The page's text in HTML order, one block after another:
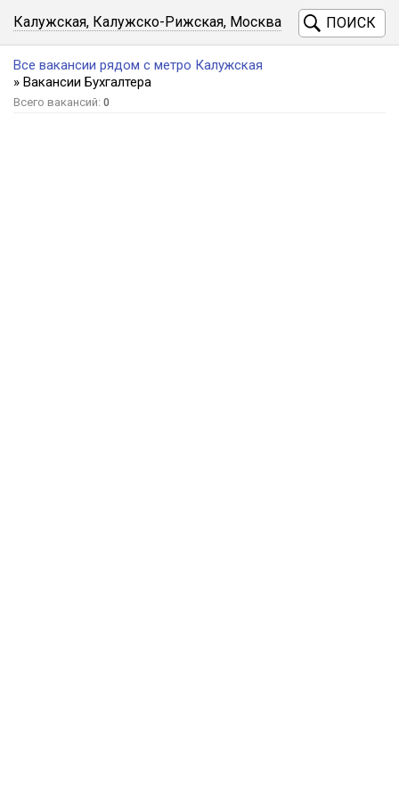
Калужская, Калужско-Рижская, Москва ПОИСК
Все вакансии рядом с метро Калужская
» Вакансии Бухгалтера
Всего вакансий: 0